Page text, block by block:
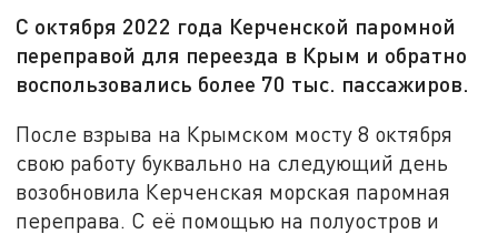
С октября 2022 года Керченской паромной
переправой для переезда в Крым и обратно
воспользовались более 70 тыс. пассажиров.
После взрыва на Крымском мосту 8 октября
свою работу буквально на следующий день
возобновила Керченская морская паромная
переправа. С её помощью на полуостров и